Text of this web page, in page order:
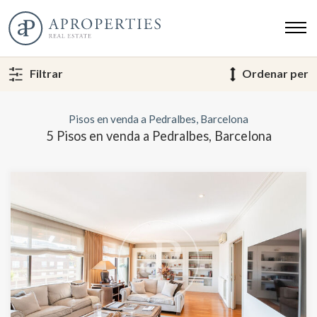
Filtrar Ordenar per
Pisos en venda a Pedralbes, Barcelona
5 Pisos en venda a Pedralbes, Barcelona